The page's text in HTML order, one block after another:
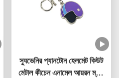
স্যুভেনির প্যানটোন হেলমেট কিউট
মেটাল কীচেন এনামেল আয়রন ম্যান